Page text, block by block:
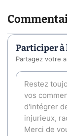
Participer à
Partagez votre